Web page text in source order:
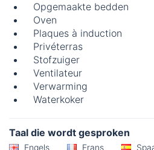
Opgemaakte bedden
Oven
Plaques à induction
Privéterras
Stofzuiger
Ventilateur
Verwarming
Waterkoker
Taal die wordt gesproken
Engels Frans